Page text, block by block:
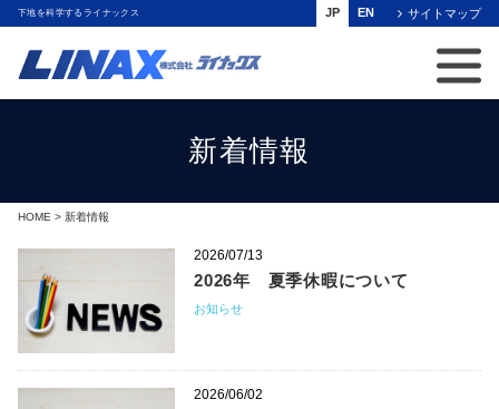
下地を科学するライナックス サイトマップ
JP EN
新着情報
HOME > 新着情報
2026/07/13
2026年 夏季休暇について
お知らせ
2026/06/02